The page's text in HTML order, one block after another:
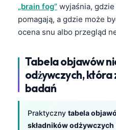
„brain fog” wyjaśnia,
pomagają, a gdzie może
ocena snu albo przegląd
Tabela objawów
odżywczych, która
badań
Praktyczny tabela
składników odżywczych
Polski
Slovenščina
Magyar
বাংলা
اردو
मराठी